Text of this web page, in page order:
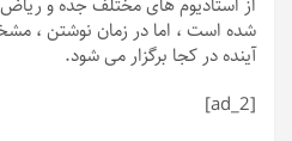
شده است ، اما در زمان نوشتن ،
آینده در کجا برگزار می شود.
[ad_2]